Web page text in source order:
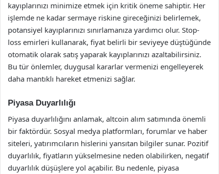
kayıplarınızı minimize etmek için kritik öneme sahiptir. Her
işlemde ne kadar sermaye riskine gireceğinizi belirlemek,
potansiyel kayıplarınızı sınırlamanıza yardımcı olur. Stop-
loss emirleri kullanarak, fiyat belirli bir seviyeye düştüğünde
otomatik olarak satış yaparak kayıplarınızı azaltabilirsiniz.
Bu tür önlemler, duygusal kararlar vermenizi engelleyerek
daha mantıklı hareket etmenizi sağlar.
Piyasa Duyarlılığı
Piyasa duyarlılığını anlamak, altcoin alım satımında önemli
bir faktördür. Sosyal medya platformları, forumlar ve haber
siteleri, yatırımcıların hislerini yansıtan bilgiler sunar. Pozitif
duyarlılık, fiyatların yükselmesine neden olabilirken, negatif
duyarlılık düşüşlere yol açabilir. Bu nedenle, piyasa